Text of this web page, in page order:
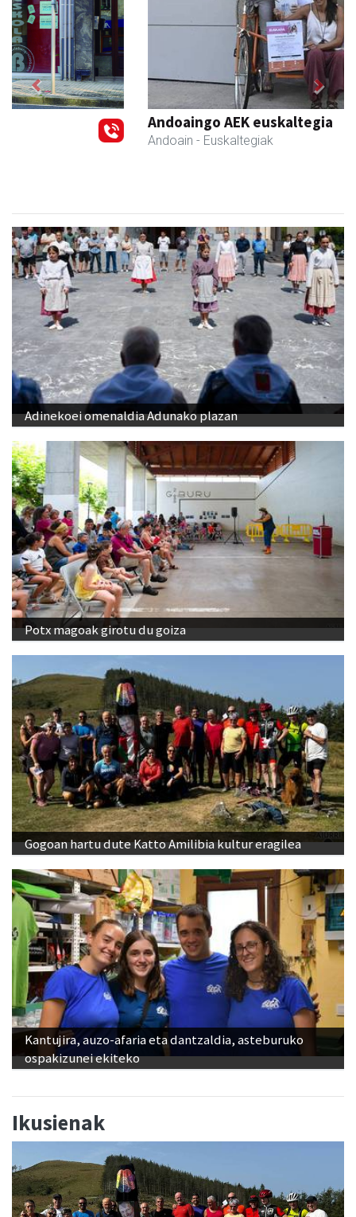
Andoaingo AEK euskaltegia
- Euskaltegiak
Previous Next
Adinekoei omenaldia Adunako plazan
Potx magoak girotu du goiza
Gogoan hartu dute Katto Amilibia kultur eragilea
Kantujira, auzo-afaria eta dantzaldia, asteburuko
ospakizunei ekiteko
Ikusienak